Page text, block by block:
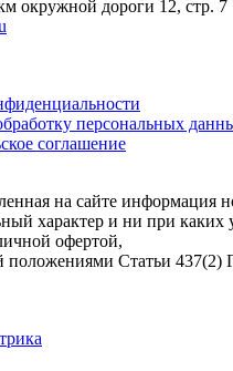
окружной дороги 12, стр. 7
персональных
соглашение
на сайте информация
характер и ни при каких
офертой,
положениями Статьи 437(2)